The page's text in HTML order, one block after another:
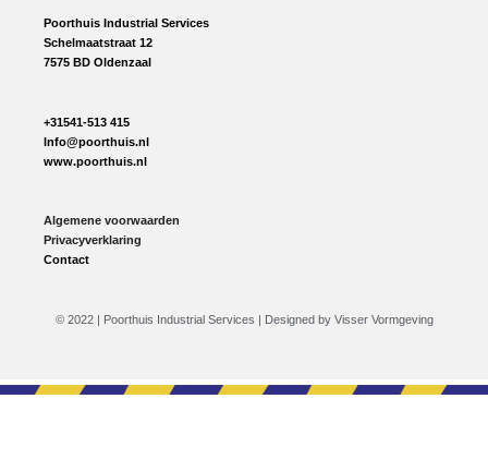
Poorthuis Industrial Services
Schelmaatstraat 12
7575 BD Oldenzaal
+31541-513 415
Info@poorthuis.nl
www.poorthuis.nl
Algemene voorwaarden
Privacyverklaring
Contact
© 2022 | Poorthuis Industrial Services | Designed by Visser Vormgeving